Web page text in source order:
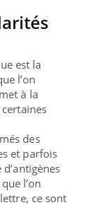
est la
l’on
à la
des
et parfois
l’on
ce sont